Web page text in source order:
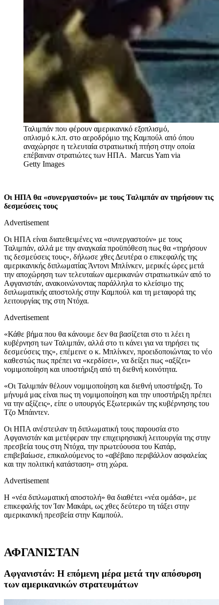
Ταλιμπάν που φέρουν αμερικανικό εξοπλισμό,
οπλισμό κ.λπ. στο αεροδρόμιο της Καμπούλ από όπου
αναχώρησε η τελευταία στρατιωτική πτήση στην οποία
επέβαιναν στρατιώτες των ΗΠΑ. Marcus Yam via
Getty Images
Οι ΗΠΑ θα «συνεργαστούν» με τους Ταλιμπάν αν τηρήσουν τις
δεσμεύσεις τους
Advertisement
Οι ΗΠΑ είναι διατεθειμένες να «συνεργαστούν» με τους
Ταλιμπάν, αλλά με την αναγκαία προϋπόθεση πως θα «τηρήσουν
τις δεσμεύσεις τους», δήλωσε χθες Δευτέρα ο επικεφαλής της
αμερικανικής διπλωματίας Άντονι Μπλίνκεν, μερικές ώρες μετά
την αποχώρηση των τελευταίων αμερικανών στρατιωτικών από το
Αφγανιστάν, ανακοινώνοντας παράλληλα το κλείσιμο της
διπλωματικής αποστολής στην Καμπούλ και τη μεταφορά της
λειτουργίας της στη Ντόχα.
Advertisement
«Κάθε βήμα που θα κάνουμε δεν θα βασίζεται στο τι λέει η
κυβέρνηση των Ταλιμπάν, αλλά στο τι κάνει για να τηρήσει τις
δεσμεύσεις της», επέμεινε ο κ. Μπλίνκεν, προειδοποιώντας το νέο
καθεστώς πως πρέπει να «κερδίσει», να δείξει πως «αξίζει»
νομιμοποίηση και υποστήριξη από τη διεθνή κοινότητα.
«Οι Ταλιμπάν θέλουν νομιμοποίηση και διεθνή υποστήριξη. Το
μήνυμά μας είναι πως τη νομιμοποίηση και την υποστήριξη πρέπει
να την αξίζεις», είπε ο υπουργός Εξωτερικών της κυβέρνησης του
Τζο Μπάιντεν.
Οι ΗΠΑ ανέστειλαν τη διπλωματική τους παρουσία στο
Αφγανιστάν και μετέφεραν την επιχειρησιακή λειτουργία της στην
πρεσβεία τους στη Ντόχα, την πρωτεύουσα του Κατάρ,
επιβεβαίωσε, επικαλούμενος το «αβέβαιο περιβάλλον ασφαλείας
και την πολιτική κατάσταση» στη χώρα.
Advertisement
Η «νέα διπλωματική αποστολή» θα διαθέτει «νέα ομάδα», με
επικεφαλής τον Ίαν Μακάρι, ως χθες δεύτερο τη τάξει στην
αμερικανική πρεσβεία στην Καμπούλ.
ΑΦΓΑΝΙΣΤΑΝ
Αφγανιστάν: Η επόμενη μέρα μετά την απόσυρση
των αμερικανικών στρατευμάτων